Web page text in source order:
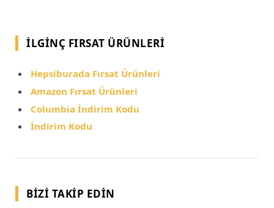
İLGINÇ FIRSAT ÜRÜNLERI
Hepsiburada Fırsat Ürünleri
Amazon Fırsat Ürünleri
Columbia İndirim Kodu
İndirim Kodu
BIZI TAKIP EDIN